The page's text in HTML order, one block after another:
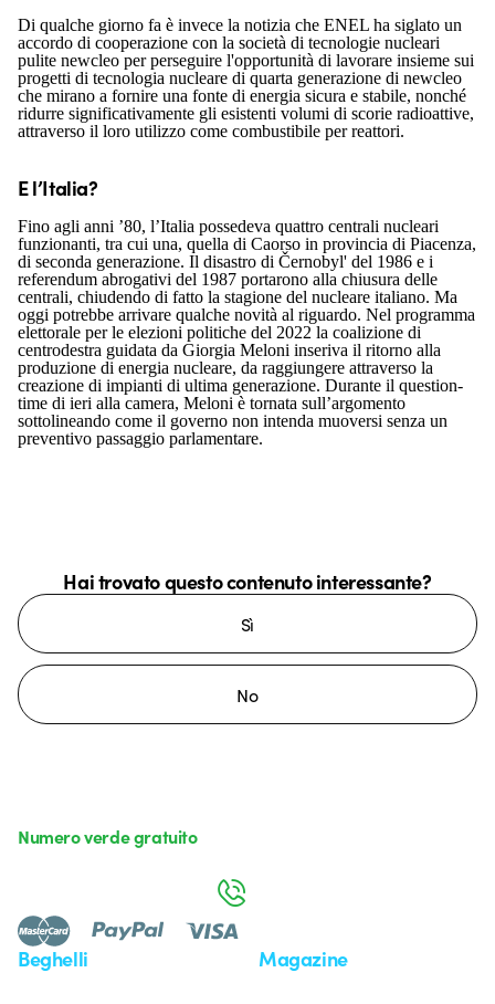
Di qualche giorno fa è invece la notizia che ENEL ha siglato un
accordo di cooperazione con la società di tecnologie nucleari
pulite newcleo per perseguire l'opportunità di lavorare insieme sui
progetti di tecnologia nucleare di quarta generazione di newcleo
che mirano a fornire una fonte di energia sicura e stabile, nonché
ridurre significativamente gli esistenti volumi di scorie radioattive,
attraverso il loro utilizzo come combustibile per reattori.
E l’Italia?
Fino agli anni ’80, l’Italia possedeva quattro centrali nucleari
funzionanti, tra cui una, quella di Caorso in provincia di Piacenza,
di seconda generazione. Il disastro di Černobyl' del 1986 e i
referendum abrogativi del 1987 portarono alla chiusura delle
centrali, chiudendo di fatto la stagione del nucleare italiano. Ma
oggi potrebbe arrivare qualche novità al riguardo. Nel programma
elettorale per le elezioni politiche del 2022 la coalizione di
centrodestra guidata da Giorgia Meloni inseriva il ritorno alla
produzione di energia nucleare, da raggiungere attraverso la
creazione di impianti di ultima generazione. Durante il question-
time di ieri alla camera, Meloni è tornata sull’argomento
sottolineando come il governo non intenda muoversi senza un
preventivo passaggio parlamentare.
Hai trovato questo contenuto interessante?
Sì
No
Beghelli Magazine
Numero verde gratuito